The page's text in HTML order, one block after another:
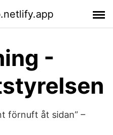
-
förnuft åt sidan” –